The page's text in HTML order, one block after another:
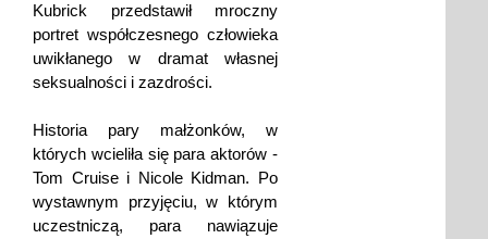
Kubrick przedstawił mroczny
portret współczesnego człowieka
uwikłanego w dramat własnej
seksualności i zazdrości.
Historia pary małżonków, w
których wcieliła się para aktorów -
Tom Cruise i Nicole Kidman. Po
wystawnym przyjęciu, w którym
uczestniczą, para nawiązuje